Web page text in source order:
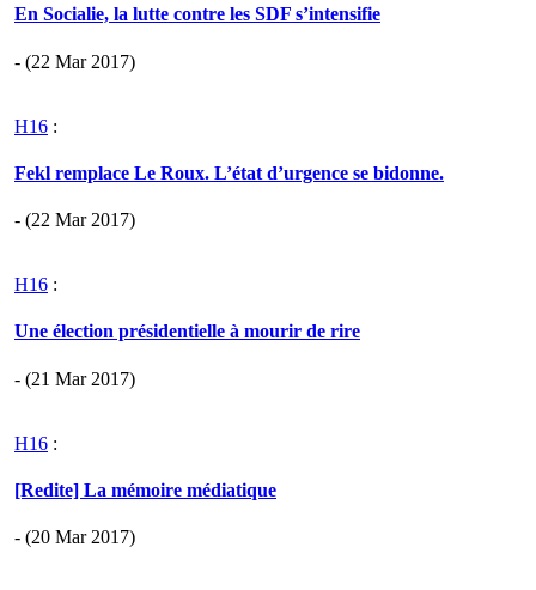
En Socialie, la lutte contre les SDF s’intensifie
- (22 Mar 2017)
H16 :
Fekl remplace Le Roux. L’état d’urgence se bidonne.
- (22 Mar 2017)
H16 :
Une élection présidentielle à mourir de rire
- (21 Mar 2017)
H16 :
[Redite] La mémoire médiatique
- (20 Mar 2017)